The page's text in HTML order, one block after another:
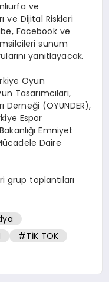
ve
ve Dijital Riskleri
Facebook ve
sunum
yanıtlayacak.
Oyun
Tasarımcıları,
Derneği (OYUNDER),
Espor
Emniyet
Daire
grup toplantıları
#TİK TOK